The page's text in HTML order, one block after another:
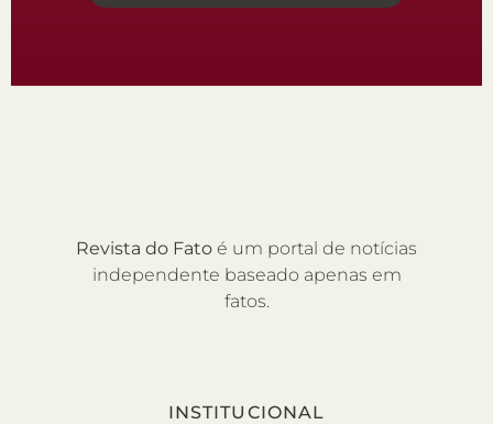
Revista do Fato é um portal de notícias
independente baseado apenas em
fatos.
INSTITUCIONAL